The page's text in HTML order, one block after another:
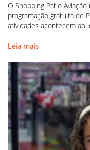
O Shopping Pátio
programação gratuita de
atividades acontecem ao
Leia mais